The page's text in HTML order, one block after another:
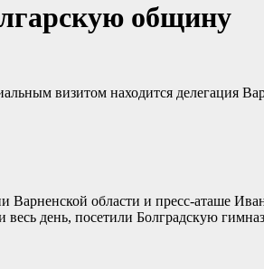
общину
визитом находится делегация
Варненской области и пресс-аташе
день, посетили Болградскую